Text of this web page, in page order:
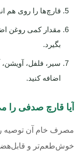
قارچ‌ها را روی هم
مقدار کمی روغن
بگیرد.
سیر، فلفل، آویشن،
اضافه کنید.
آیا قارچ صدفی را
مصرف خام آن توصیه
خوش‌طعم‌تر و